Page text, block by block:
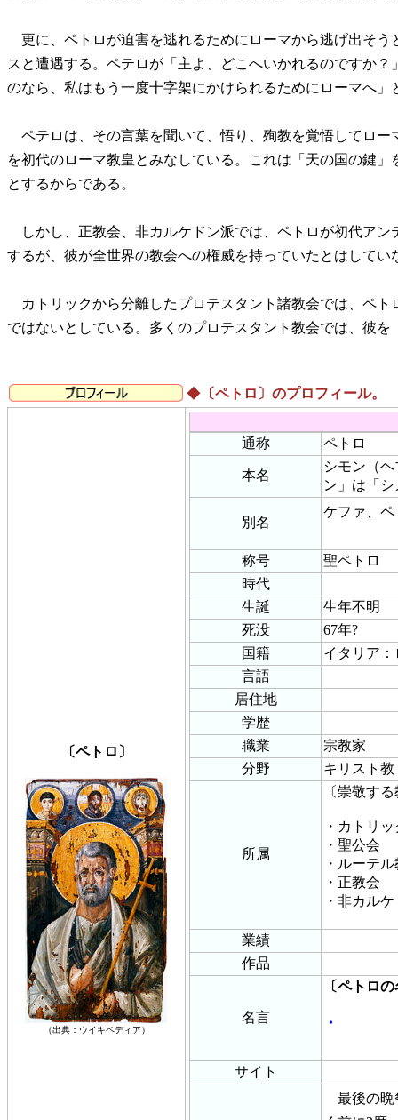
更に、ペトロが迫害を逃れるためにローマから逃げ出そ
スと遭遇する。ペテロが「主よ、どこへいかれるのですか
のなら、私はもう一度十字架にかけられるためにローマへ」
ペテロは、その言葉を聞いて、悟り、殉教を覚悟してロ
を初代のローマ教皇とみなしている。これは「天の国の鍵
とするからである。
しかし、正教会、非カルケドン派では、ペトロが初代ア
するが、彼が全世界の教会への権威を持っていたとはしてい
カトリックから分離したプロテスタント諸教会では、ペ
ではないとしている。多くのプロテスタント教会では、彼
◆ 〔ペトロ〕のプロフィール。
〔ペトロ〕
（出典：ウイキペディア）
通称 ペトロ
本名
シモン（
ン」は「
別名
ケファ、
称号
聖ペトロ
時代
生誕
生年不明
死没
67年?
国籍
イタリア：
言語
居住地
学歴
職業
宗教家
分野
キリスト教
所属
〔崇敬す
・カトリ
・聖公会
・ルーテ
・正教会
・非カル
業績
作品
名言
〔ペトロ
・
サイト
最後の晩